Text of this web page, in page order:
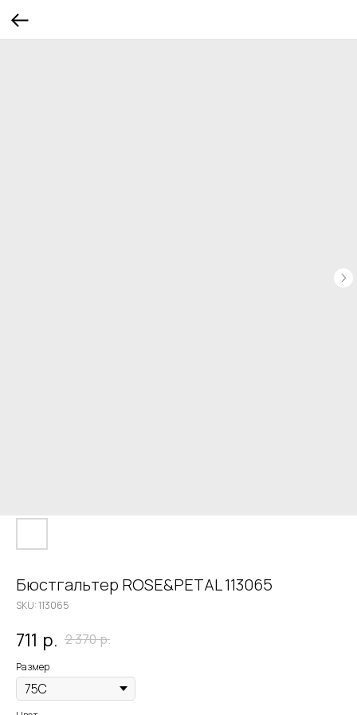
Бюстгальтер ROSE&PETAL 113065
SKU:113065
711 р. 2 370р.
Размер